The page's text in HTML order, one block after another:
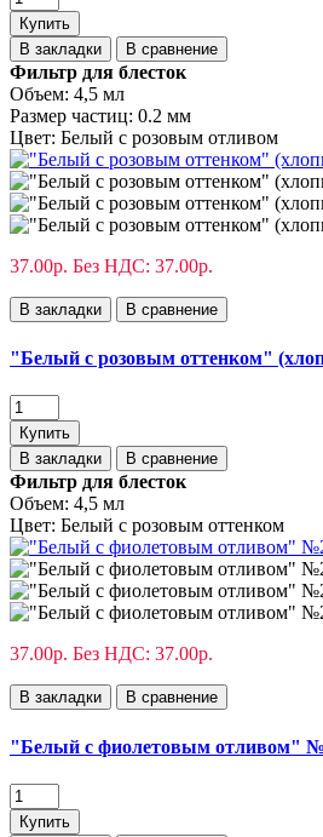
Купить
В закладки
В сравнение
Фильтр для блесток
Объем: 4,5 мл
Размер частиц: 0.2 мм
Цвет: Белый с розовым отливом
37.00р. Без НДС: 37.00р.
В закладки В сравнение
"Белый с розовым оттенком"
Купить
В закладки
В сравнение
Фильтр для блесток
Объем: 4,5 мл
Цвет: Белый с розовым оттенком
37.00р. Без НДС: 37.00р.
В закладки В сравнение
"Белый с фиолетовым отливом"
Купить